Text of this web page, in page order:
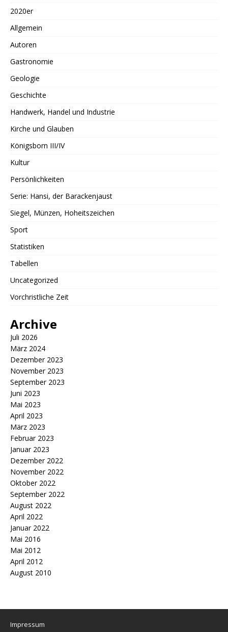
2020er
Allgemein
Autoren
Gastronomie
Geologie
Geschichte
Handwerk, Handel und Industrie
Kirche und Glauben
Königsborn III/IV
Kultur
Persönlichkeiten
Serie: Hansi, der Barackenjaust
Siegel, Münzen, Hoheitszeichen
Sport
Statistiken
Tabellen
Uncategorized
Vorchristliche Zeit
Archive
Juli 2026
März 2024
Dezember 2023
November 2023
September 2023
Juni 2023
Mai 2023
April 2023
März 2023
Februar 2023
Januar 2023
Dezember 2022
November 2022
Oktober 2022
September 2022
August 2022
April 2022
Januar 2022
Mai 2016
Mai 2012
April 2012
August 2010
Impressum